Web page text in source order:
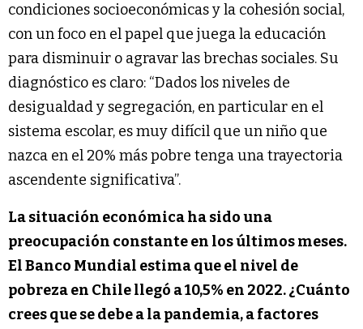
condiciones socioeconómicas y la cohesión social,
con un foco en el papel que juega la educación
para disminuir o agravar las brechas sociales. Su
diagnóstico es claro: “Dados los niveles de
desigualdad y segregación, en particular en el
sistema escolar, es muy difícil que un niño que
nazca en el 20% más pobre tenga una trayectoria
ascendente significativa”.
La situación económica ha sido una
preocupación constante en los últimos meses.
El Banco Mundial estima que el nivel de
pobreza en Chile llegó a 10,5% en 2022. ¿Cuánto
crees que se debe a la pandemia, a factores